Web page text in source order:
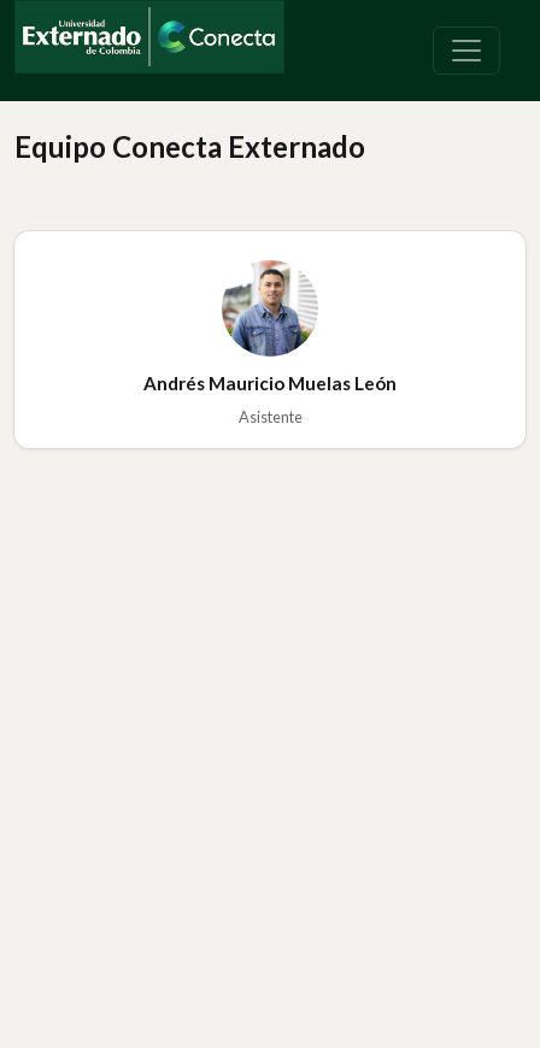
Equipo Conecta Externado
Andrés Mauricio Muelas León
Asistente